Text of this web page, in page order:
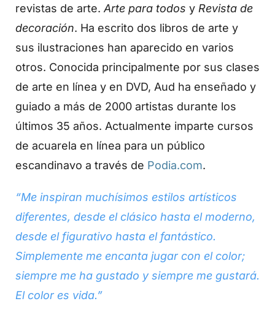
revistas de arte. Arte para todos y Revista de
decoración. Ha escrito dos libros de arte y
sus ilustraciones han aparecido en varios
otros. Conocida principalmente por sus clases
de arte en línea y en DVD, Aud ha enseñado y
guiado a más de 2000 artistas durante los
últimos 35 años. Actualmente imparte cursos
de acuarela en línea para un público
escandinavo a través de Podia.com.
“Me inspiran muchísimos estilos artísticos
diferentes, desde el clásico hasta el moderno,
desde el figurativo hasta el fantástico.
Simplemente me encanta jugar con el color;
siempre me ha gustado y siempre me gustará.
El color es vida.”